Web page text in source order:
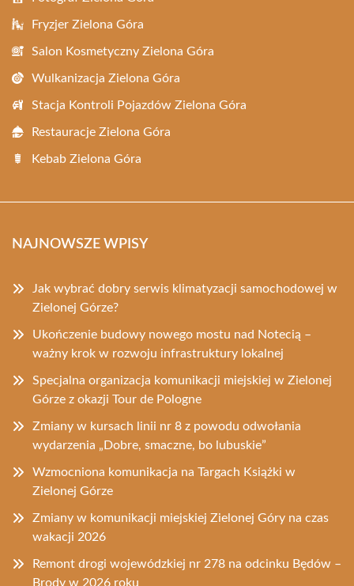
Fryzjer Zielona Góra
Salon Kosmetyczny Zielona Góra
Wulkanizacja Zielona Góra
Stacja Kontroli Pojazdów Zielona Góra
Restauracje Zielona Góra
Kebab Zielona Góra
NAJNOWSZE WPISY
Jak wybrać dobry serwis klimatyzacji samochodowej w
Zielonej Górze?
Ukończenie budowy nowego mostu nad Notecią –
ważny krok w rozwoju infrastruktury lokalnej
Specjalna organizacja komunikacji miejskiej w Zielonej
Górze z okazji Tour de Pologne
Zmiany w kursach linii nr 8 z powodu odwołania
wydarzenia „Dobre, smaczne, bo lubuskie”
Wzmocniona komunikacja na Targach Książki w
Zielonej Górze
Zmiany w komunikacji miejskiej Zielonej Góry na czas
wakacji 2026
Remont drogi wojewódzkiej nr 278 na odcinku Będów –
Brody w 2026 roku